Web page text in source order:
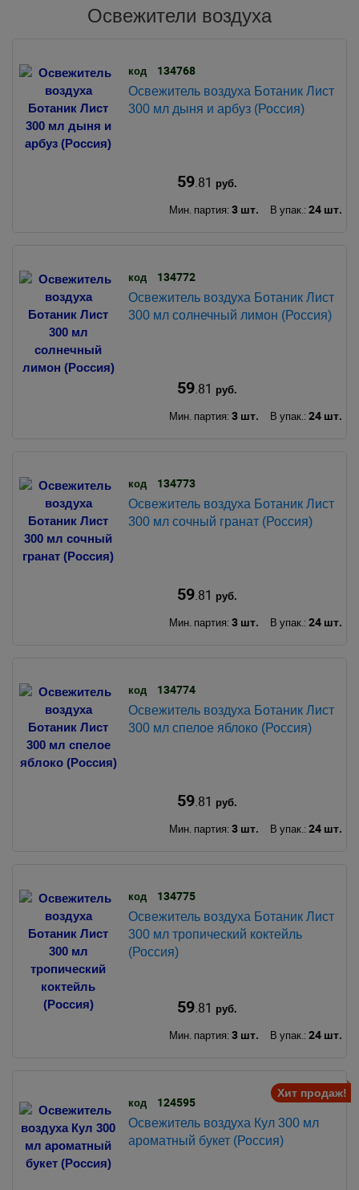
Освежители воздуха
код 134768
Освежитель воздуха Ботаник Лист
300 мл дыня и арбуз (Россия)
59.81 руб.
Мин. партия: 3 шт. В упак.: 24 шт.
код 134772
Освежитель воздуха Ботаник Лист
300 мл солнечный лимон (Россия)
59.81 руб.
Мин. партия: 3 шт. В упак.: 24 шт.
код 134773
Освежитель воздуха Ботаник Лист
300 мл сочный гранат (Россия)
59.81 руб.
Мин. партия: 3 шт. В упак.: 24 шт.
код 134774
Освежитель воздуха Ботаник Лист
300 мл спелое яблоко (Россия)
59.81 руб.
Мин. партия: 3 шт. В упак.: 24 шт.
код 134775
Освежитель воздуха Ботаник Лист
300 мл тропический коктейль
(Россия)
59.81 руб.
Мин. партия: 3 шт. В упак.: 24 шт.
Хит продаж!
код 124595
Освежитель воздуха Кул 300 мл
ароматный букет (Россия)